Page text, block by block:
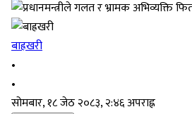
बाह्रखरी
•
•
सोमबार, १८ जेठ २०८३, २:४६ अपराह्न